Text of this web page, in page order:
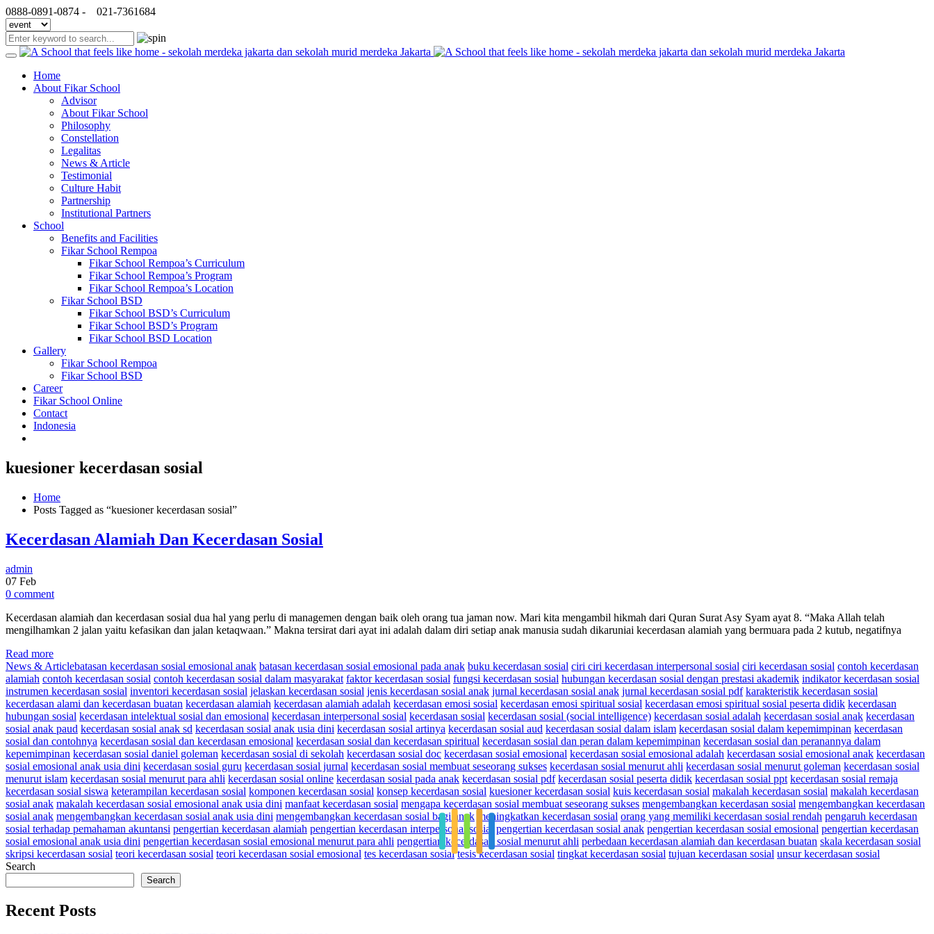
0888-0891-0874 - 021-7361684
Home
About Fikar School
Advisor
About Fikar School
Philosophy
Constellation
Legalitas
News & Article
Testimonial
Culture Habit
Partnership
Institutional Partners
School
Benefits and Facilities
Fikar School Rempoa
Fikar School Rempoa’s Curriculum
Fikar School Rempoa’s Program
Fikar School Rempoa’s Location
Fikar School BSD
Fikar School BSD’s Curriculum
Fikar School BSD’s Program
Fikar School BSD Location
Gallery
Fikar School Rempoa
Fikar School BSD
Career
Fikar School Online
Contact
Indonesia
kuesioner kecerdasan sosial
Home
Posts Tagged as “kuesioner kecerdasan sosial”
Kecerdasan Alamiah Dan Kecerdasan Sosial
admin
07 Feb
0 comment
Kecerdasan alamiah dan kecerdasan sosial dua hal yang perlu di managemen dengan baik oleh orang tua jaman now. Mari kita mengambil hikmah dari Quran Surat Asy Syam ayat 8. “Maka Allah telah
mengilhamkan 2 jalan yaitu kefasikan dan jalan ketaqwaan.” Makna tersirat dari ayat ini adalah dalam diri setiap anak manusia sudah dikaruniai kecerdasan alamiah yang bermuara pada 2 kutub, negatifnya
Read more
News & Articlebatasan kecerdasan sosial emosional anak batasan kecerdasan sosial emosional pada anak buku kecerdasan sosial ciri ciri kecerdasan interpersonal sosial ciri kecerdasan sosial contoh kecerdasan
alamiah contoh kecerdasan sosial contoh kecerdasan sosial dalam masyarakat faktor kecerdasan sosial fungsi kecerdasan sosial hubungan kecerdasan sosial dengan prestasi akademik indikator kecerdasan sosial
instrumen kecerdasan sosial inventori kecerdasan sosial jelaskan kecerdasan sosial jenis kecerdasan sosial anak jurnal kecerdasan sosial anak jurnal kecerdasan sosial pdf karakteristik kecerdasan sosial
kecerdasan alami dan kecerdasan buatan kecerdasan alamiah kecerdasan alamiah adalah kecerdasan emosi sosial kecerdasan emosi spiritual sosial kecerdasan emosi spiritual sosial peserta didik kecerdasan
hubungan sosial kecerdasan intelektual sosial dan emosional kecerdasan interpersonal sosial kecerdasan sosial kecerdasan sosial (social intelligence) kecerdasan sosial adalah kecerdasan sosial anak kecerdasan
sosial anak paud kecerdasan sosial anak sd kecerdasan sosial anak usia dini kecerdasan sosial artinya kecerdasan sosial aud kecerdasan sosial dalam islam kecerdasan sosial dalam kepemimpinan kecerdasan
sosial dan contohnya kecerdasan sosial dan kecerdasan emosional kecerdasan sosial dan kecerdasan spiritual kecerdasan sosial dan peran dalam kepemimpinan kecerdasan sosial dan peranannya dalam
kepemimpinan kecerdasan sosial daniel goleman kecerdasan sosial di sekolah kecerdasan sosial doc kecerdasan sosial emosional kecerdasan sosial emosional adalah kecerdasan sosial emosional anak kecerdasan
sosial emosional anak usia dini kecerdasan sosial guru kecerdasan sosial jurnal kecerdasan sosial membuat seseorang sukses kecerdasan sosial menurut ahli kecerdasan sosial menurut goleman kecerdasan sosial
menurut islam kecerdasan sosial menurut para ahli kecerdasan sosial online kecerdasan sosial pada anak kecerdasan sosial pdf kecerdasan sosial peserta didik kecerdasan sosial ppt kecerdasan sosial remaja
kecerdasan sosial siswa keterampilan kecerdasan sosial komponen kecerdasan sosial konsep kecerdasan sosial kuesioner kecerdasan sosial kuis kecerdasan sosial makalah kecerdasan sosial makalah kecerdasan
sosial anak makalah kecerdasan sosial emosional anak usia dini manfaat kecerdasan sosial mengapa kecerdasan sosial membuat seseorang sukses mengembangkan kecerdasan sosial mengembangkan kecerdasan
sosial anak mengembangkan kecerdasan sosial anak usia dini mengembangkan kecerdasan sosial bagi anak meningkatkan kecerdasan sosial orang yang memiliki kecerdasan sosial rendah pengaruh kecerdasan
sosial terhadap pemahaman akuntansi pengertian kecerdasan alamiah pengertian kecerdasan interpersonal sosial pengertian kecerdasan sosial anak pengertian kecerdasan sosial emosional pengertian kecerdasan
sosial emosional anak usia dini pengertian kecerdasan sosial emosional menurut para ahli pengertian kecerdasan sosial menurut ahli perbedaan kecerdasan alamiah dan kecerdasan buatan skala kecerdasan sosial
skripsi kecerdasan sosial teori kecerdasan sosial teori kecerdasan sosial emosional tes kecerdasan sosial tesis kecerdasan sosial tingkat kecerdasan sosial tujuan kecerdasan sosial unsur kecerdasan sosial
Search
Search
Recent Posts